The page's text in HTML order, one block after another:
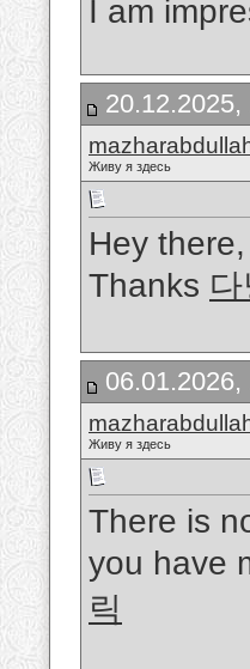
I am
20.12.2025,
Живу я здесь
Hey
Thanks
06.01.2026,
Живу я здесь
There is
you have
릭